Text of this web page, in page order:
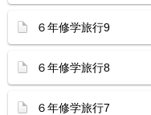
６年修学旅行9
６年修学旅行8
６年修学旅行7